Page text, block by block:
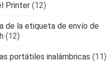
Printer (12)
de la etiqueta de envío de
(12)
portátiles inalámbricas (11)